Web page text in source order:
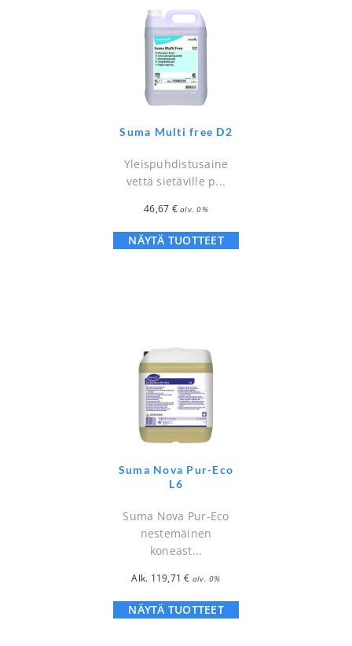
Suma Multi free D2
Yleispuhdistusaine
vettä sietäville p...
46,67 € alv. 0%
NÄYTÄ TUOTTEET
Suma Nova Pur-Eco
L6
Suma Nova Pur-Eco
nestemäinen
koneast...
Alk. 119,71€ alv. 0%
NÄYTÄ TUOTTEET